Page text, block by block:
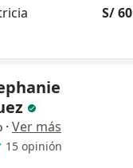
S/ 60
· Ver más
15 opinión